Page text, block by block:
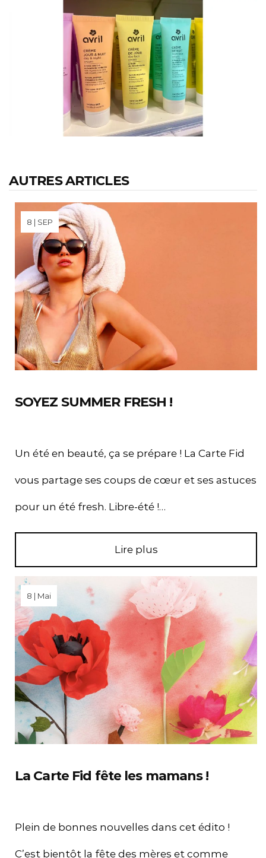
AUTRES ARTICLES
8 | SEP
SOYEZ SUMMER FRESH !
Un été en beauté, ça se prépare ! La Carte Fid
vous partage ses coups de cœur et ses astuces
pour un été fresh. Libre-été !…
Lire plus
8 | Mai
La Carte Fid fête les mamans !
Plein de bonnes nouvelles dans cet édito !
C’est bientôt la fête des mères et comme